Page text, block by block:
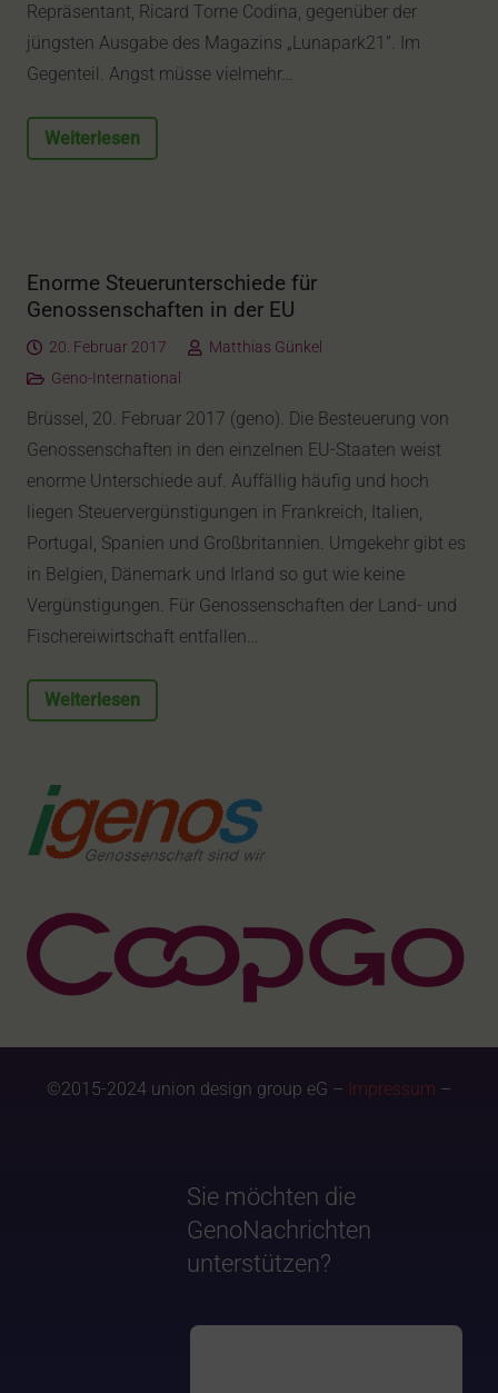
Repräsentant, Ricard Torne Codina, gegenüber der
jüngsten Ausgabe des Magazins „Lunapark21“. Im
Gegenteil. Angst müsse vielmehr…
Weiterlesen
Enorme Steuerunterschiede für
Genossenschaften in der EU
20. Februar 2017
Matthias Günkel
Geno-International
Brüssel, 20. Februar 2017 (geno). Die Besteuerung von
Genossenschaften in den einzelnen EU-Staaten weist
enorme Unterschiede auf. Auffällig häufig und hoch
liegen Steuervergünstigungen in Frankreich, Italien,
Portugal, Spanien und Großbritannien. Umgekehr gibt es
in Belgien, Dänemark und Irland so gut wie keine
Vergünstigungen. Für Genossenschaften der Land- und
Fischereiwirtschaft entfallen…
Weiterlesen
©2015-2024 union design group eG – Impressum –
Sie möchten die
GenoNachrichten
unterstützen?